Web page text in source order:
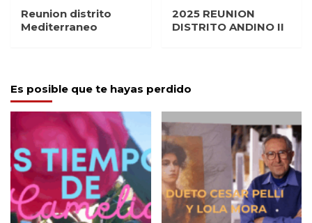
Reunion distrito
Mediterraneo
2025 REUNION
DISTRITO ANDINO II
Es posible que te hayas perdido